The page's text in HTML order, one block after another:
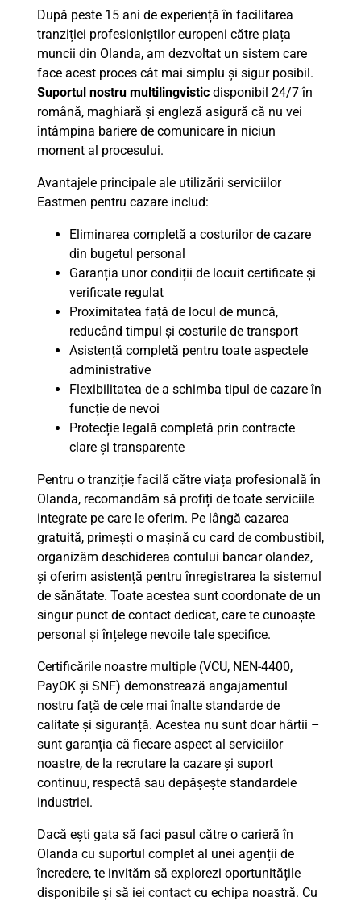
După peste 15 ani de experiență în facilitarea
tranziției profesioniștilor europeni către piața
muncii din Olanda, am dezvoltat un sistem care
face acest proces cât mai simplu și sigur posibil.
Suportul nostru multilingvistic disponibil 24/7 în
română, maghiară și engleză asigură că nu vei
întâmpina bariere de comunicare în niciun
moment al procesului.
Avantajele principale ale utilizării serviciilor
Eastmen pentru cazare includ:
Eliminarea completă a costurilor de cazare
din bugetul personal
Garanția unor condiții de locuit certificate și
verificate regulat
Proximitatea față de locul de muncă,
reducând timpul și costurile de transport
Asistență completă pentru toate aspectele
administrative
Flexibilitatea de a schimba tipul de cazare în
funcție de nevoi
Protecție legală completă prin contracte
clare și transparente
Pentru o tranziție facilă către viața profesională în
Olanda, recomandăm să profiți de toate serviciile
integrate pe care le oferim. Pe lângă cazarea
gratuită, primești o mașină cu card de combustibil,
organizăm deschiderea contului bancar olandez,
și oferim asistență pentru înregistrarea la sistemul
de sănătate. Toate acestea sunt coordonate de un
singur punct de contact dedicat, care te cunoaște
personal și înțelege nevoile tale specifice.
Certificările noastre multiple (VCU, NEN-4400,
PayOK și SNF) demonstrează angajamentul
nostru față de cele mai înalte standarde de
calitate și siguranță. Acestea nu sunt doar hârtii –
sunt garanția că fiecare aspect al serviciilor
noastre, de la recrutare la cazare și suport
continuu, respectă sau depășește standardele
industriei.
Dacă ești gata să faci pasul către o carieră în
Olanda cu suportul complet al unei agenții de
încredere, te invităm să explorezi oportunitățile
disponibile și să iei contact cu echipa noastră. Cu